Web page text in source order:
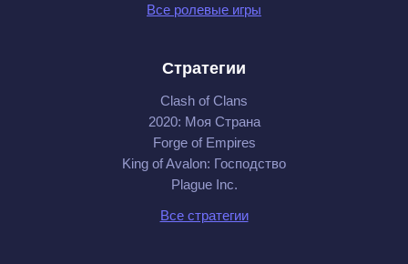
Все ролевые игры
Стратегии
Clash of Clans
2020: Моя Cтрана
Forge of Empires
King of Avalon: Господство
Plague Inc.
Все стратегии